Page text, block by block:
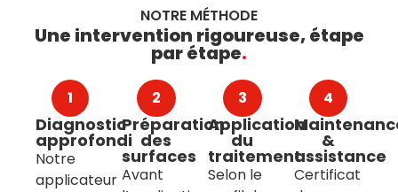
NOTRE MÉTHODE
Une intervention rigoureuse, étape
par étape.
1
Diagnostic
approfondi
Notre
applicateur
2
Préparation
des
surfaces
Avant
3
Application
du
traitement
Selon le
4
&
assistance
Certificat